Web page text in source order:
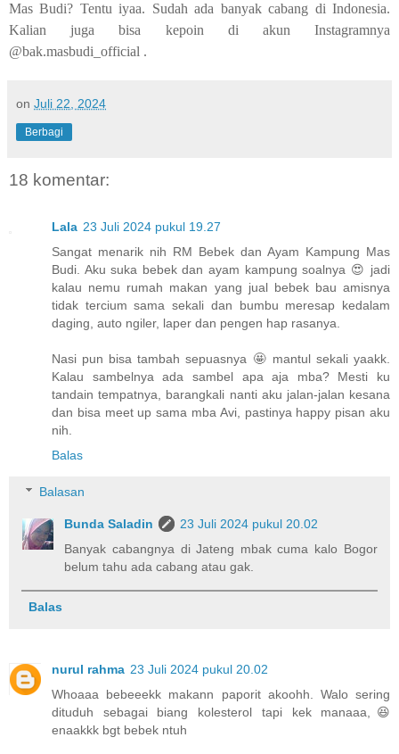
Mas Budi? Tentu iyaa. Sudah ada banyak cabang di Indonesia.
Kalian juga bisa kepoin di akun Instagramnya
@bak.masbudi_official .
on Juli 22, 2024
Berbagi
18 komentar:
Lala 23 Juli 2024 pukul 19.27
Sangat menarik nih RM Bebek dan Ayam Kampung Mas
Budi. Aku suka bebek dan ayam kampung soalnya 😍 jadi
kalau nemu rumah makan yang jual bebek bau amisnya
tidak tercium sama sekali dan bumbu meresap kedalam
daging, auto ngiler, laper dan pengen hap rasanya.
Nasi pun bisa tambah sepuasnya 🤩 mantul sekali yaakk.
Kalau sambelnya ada sambel apa aja mba? Mesti ku
tandain tempatnya, barangkali nanti aku jalan-jalan kesana
dan bisa meet up sama mba Avi, pastinya happy pisan aku
nih.
Balas
Balasan
Bunda Saladin
23 Juli 2024 pukul 20.02
Banyak cabangnya di Jateng mbak cuma kalo Bogor
belum tahu ada cabang atau gak.
Balas
nurul rahma 23 Juli 2024 pukul 20.02
Whoaaa bebeeekk makann paporit akoohh. Walo sering
dituduh sebagai biang kolesterol tapi kek manaaa,😆
enaakkk bgt bebek ntuh